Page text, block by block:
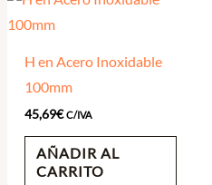
H en Acero Inoxidable
100mm
45,69€ C/IVA
AÑADIR AL
CARRITO